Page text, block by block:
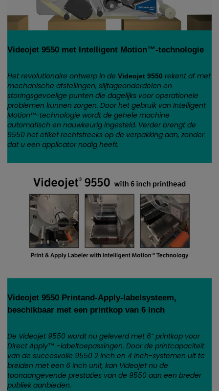
Videojet 9550 met Intelligent Motion™-technologie
Het revolutionaire ontwerp in de Videojet 9550 rekent af met
mechanische afstellingen, slijtageonderdelen en
storingsgevoelige punten die dagelijks voor operationele
problemen kunnen zorgen. Door het gebruik van Intelligent
Motion™-technologie wordt de gehele machine
automatisch en nauwkeurig ingesteld. Verder brengt de
9550 het etiket rechtstreeks op de verpakking aan, zonder
dat u een applicator nodig heeft.
Videojet 9550 Print­and-Apply-labelsysteem,
beschikbaar met een printkop van 6 inch
De Videojet 9550 wordt nu geleverd met 6” printkop voor
Direct Apply™ -labeltoepassingen. Door de printcapaciteit
van de succesvolle 9550 2 inch en 4 inch-systemen uit te
breiden met een 6 inch unit, kan Videojet nu de
toonaangevende prestaties van de 9550 aan een breder
publiek aanbieden.